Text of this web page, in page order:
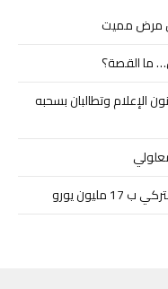
مرض مميت
ما القصة؟
الإعلام وتطالبان بسحبه
يورو